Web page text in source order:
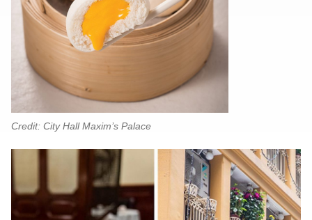
Credit: City Hall Maxim’s Palace